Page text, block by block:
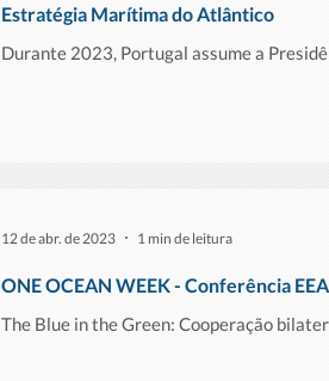
Estratégia Marítima do Atlântico
Durante 2023, Portugal assume a
ONE OCEAN WEEK - Conferência
The Blue in the Green: Cooperação
12 de abr. de 2023 1 min de leitura